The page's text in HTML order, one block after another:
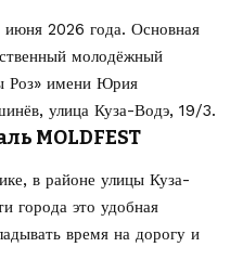
2026 года. Основная
молодёжный
Роз» имени Юрия
улица Куза-Водэ, 19/3.
MOLDFEST
в районе улицы Куза-
города это удобная
время на дорогу и